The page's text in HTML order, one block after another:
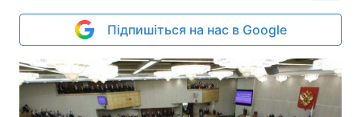
Підпишіться на нас в Google